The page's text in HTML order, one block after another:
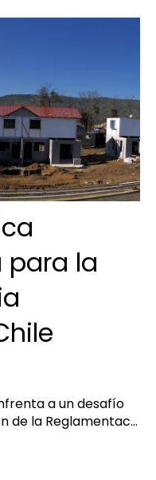
para la
a un desafío
de la Reglamentac...